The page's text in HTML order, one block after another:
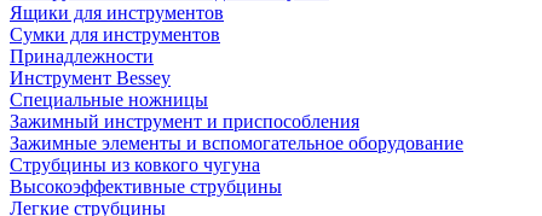
Ящики для инструментов
Сумки для инструментов
Принадлежности
Инструмент Bessey
Специальные ножницы
Зажимный инструмент и приспособления
Зажимные элементы и вспомогательное оборудование
Струбцины из ковкого чугуна
Высокоэффективные струбцины
Легкие струбцины